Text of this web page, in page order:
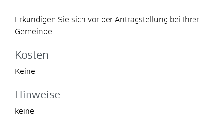
Erkundigen Sie sich vor der Antragstellung bei Ihrer
Gemeinde.
Kosten
Keine
Hinweise
keine